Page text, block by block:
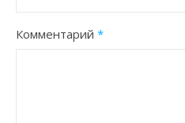
Комментарий *